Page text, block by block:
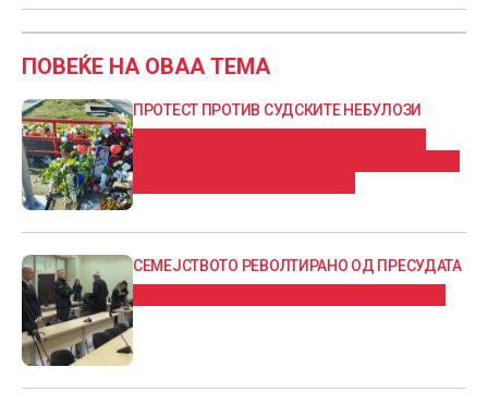
ПОВЕЌЕ НА ОВАА ТЕМА
ПРОТЕСТ ПРОТИВ СУДСКИТЕ НЕБУЛОЗИ
СЕМЕЈСТВОТО РЕВОЛТИРАНО ОД ПРЕСУДАТА